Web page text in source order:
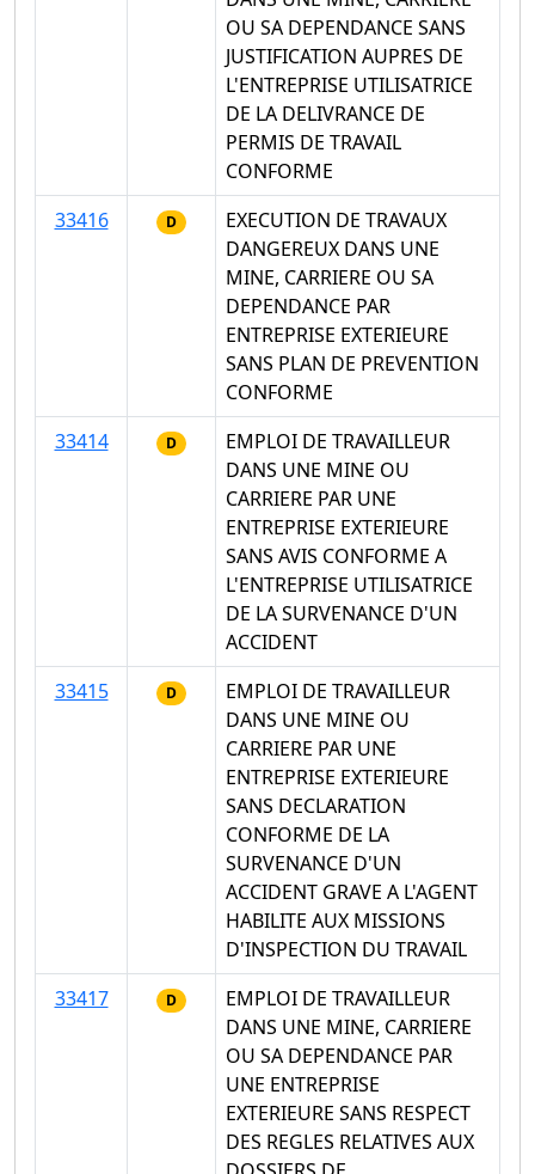
OU SA DEPENDANCE SANS
JUSTIFICATION AUPRES DE
L'ENTREPRISE UTILISATRICE
DE LA DELIVRANCE DE
PERMIS DE TRAVAIL
CONFORME
33416
D
EXECUTION DE TRAVAUX
DANGEREUX DANS UNE
MINE, CARRIERE OU SA
DEPENDANCE PAR
ENTREPRISE EXTERIEURE
SANS PLAN DE PREVENTION
CONFORME
33414
D
EMPLOI DE TRAVAILLEUR
DANS UNE MINE OU
CARRIERE PAR UNE
ENTREPRISE EXTERIEURE
SANS AVIS CONFORME A
L'ENTREPRISE UTILISATRICE
DE LA SURVENANCE D'UN
ACCIDENT
33415
D
EMPLOI DE TRAVAILLEUR
DANS UNE MINE OU
CARRIERE PAR UNE
ENTREPRISE EXTERIEURE
SANS DECLARATION
CONFORME DE LA
SURVENANCE D'UN
ACCIDENT GRAVE A L'AGENT
HABILITE AUX MISSIONS
D'INSPECTION DU TRAVAIL
33417
D
EMPLOI DE TRAVAILLEUR
DANS UNE MINE, CARRIERE
OU SA DEPENDANCE PAR
UNE ENTREPRISE
EXTERIEURE SANS RESPECT
DES REGLES RELATIVES AUX